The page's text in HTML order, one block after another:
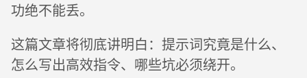
功绝不能丢。
这篇文章将彻底讲明白：提示词究竟是什么、
怎么写出高效指令、哪些坑必须绕开。